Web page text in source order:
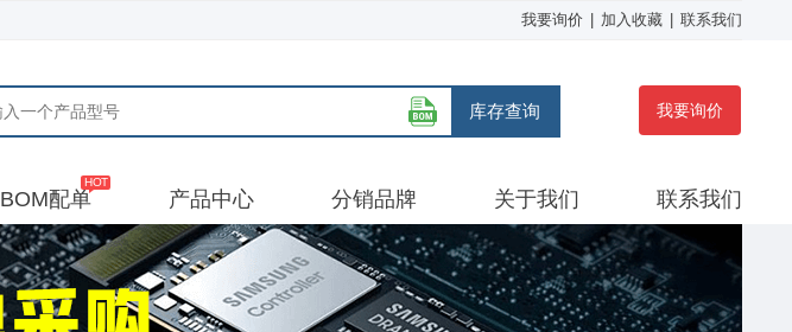
我要询价 加入收藏 联系我们
库存查询 我要询价
BOM配单 产品中心 分销品牌 关于我们 联系我们